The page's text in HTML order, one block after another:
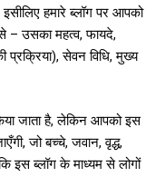
हमारे ब्लॉग पर आपको
– उसका महत्व, फायदे,
प्रक्रिया), सेवन विधि, मुख्य
जाता है, लेकिन आपको इस
जो बच्चे, जवान, वृद्ध,
कि इस ब्लॉग के माध्यम से लोगों